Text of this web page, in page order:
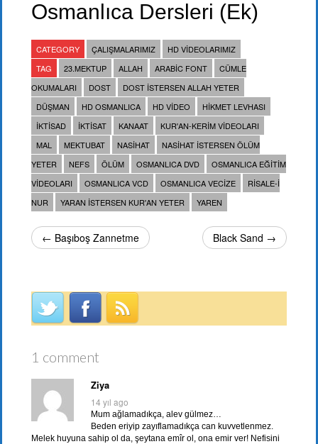
Osmanlıca Dersleri (Ek)
CATEGORY ÇALIŞMALARIMIZ
HD VIDEOLARIMIZ
TAG
23.MEKTUP ALLAH ARABIC FONT
CÜMLE
OKUMALARI
DOST
DOST ISTERSEN ALLAH YETER
DÜŞMAN
HD OSMANLICA HD VIDEO
HIKMET LEVHASI
IKTISAD
IKTISAT KANAAT
KUR'AN-KERIM VIDEOLARI
MAL
MEKTUBAT NASIHAT
NASIHAT ISTERSEN ÖLÜM
YETER
NEFS ÖLÜM OSMANLICA DVD
OSMANLICA EĞITIM
VIDEOLARI
OSMANLICA VCD OSMANLICA VECIZE
RISALE-I
NUR
YARAN ISTERSEN KUR'AN YETER YAREN
← Başıboş Zannetme Black Sand →
1 comment
Ziya
14 yıl ago
Mum ağlamadıkça, alev gülmez…
Beden eriyip zayıflamadıkça can kuvvetlenmez.
Melek huyuna sahip ol da, şeytana emîr ol, ona emir ver! Nefisini